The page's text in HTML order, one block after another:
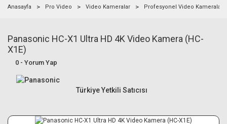
Canon R6 Mark III Bundle Setler
Alışverişe
Anasayfa Pro Video Video Kameralar Profesyonel Video Kameralar
Panasonic HC-X1 Ultra HD 4K Video Kamera (HC-
X1E)
0 - Yorum Yap
Türkiye Yetkili Satıcısı